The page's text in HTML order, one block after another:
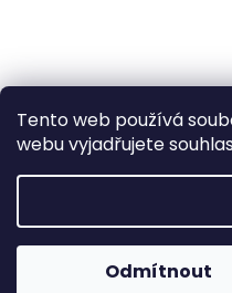
Tento web používá
webu vyjadřujete
Odmítnout